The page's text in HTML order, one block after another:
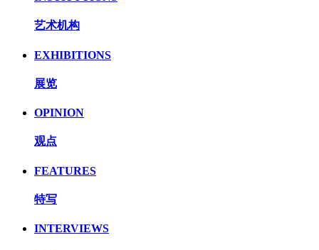
艺术机构
EXHIBITIONS
展览
OPINION
观点
FEATURES
特写
INTERVIEWS